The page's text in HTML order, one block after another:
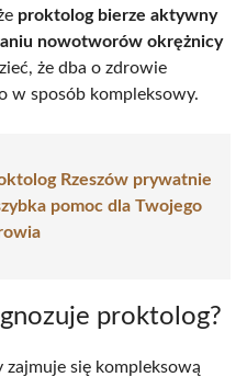
proktolog bierze aktywny
nowotworów okrężnicy
że dba o zdrowie
w sposób kompleksowy.
Rzeszów prywatnie
pomoc dla Twojego
proktolog?
się kompleksową